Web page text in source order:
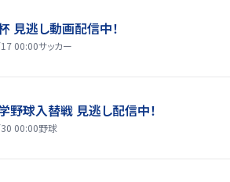
見逃し動画配信中！
00:00サッカー
野球入替戦 見逃し配信中！
00:00野球